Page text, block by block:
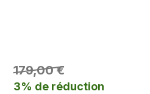
179,00 €
3% de réduction